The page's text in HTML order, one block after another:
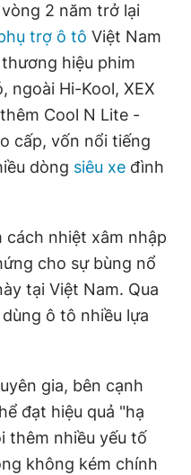
cấp ngày 24.3.2020
Thanh Niên. Cấm sao
có sự chấp thuận bằng văn
JSC.
2 năm trở lại
trợ ô tô Việt Nam
hiệu phim
ngoài Hi-Kool, XEX
Cool N Lite -
cấp, vốn nổi tiếng
dòng siêu xe đình
nhiệt xâm nhập
cho sự bùng nổ
tại Việt Nam. Qua
ô tô nhiều lựa
gia, bên cạnh
đạt hiệu quả "hạ
thêm nhiều yếu tố
không kém chính